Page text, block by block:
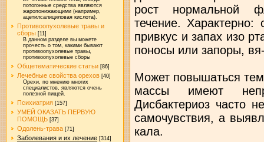
потогонные средства являются
жаропонижающими (например,
ацетилсалициловая кислота).
Противоопухолевые травы и
сборы [11]
В данном разделе вы можете
прочесть о том, какими бывают
противоопухолевые травы,
противоопухолевые сборы
Общетематические статьи [86]
Лечебные свойства орехов [40]
Орехи, по мнению многих
специалистов, являются очень
полезной пищей.
Психиатрия [157]
УМЕЙ ОКАЗАТЬ ПЕРВУЮ
ПОМОЩЬ [37]
Одолень-трава [71]
Заболевания и их лечение [314]
рост нормальной
течение. Характерно:
привкус и запах изо
поносы или запоры,
Может повышаться
массы имеют
Дисбактериоз часто
самочувствия, а
кала.